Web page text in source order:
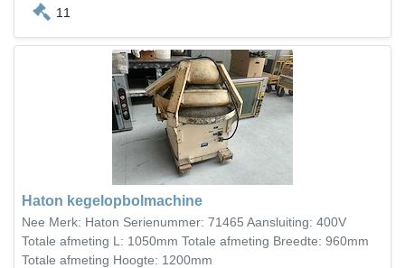
11
Haton kegelopbolmachine
Nee Merk: Haton Serienummer: 71465 Aansluiting: 400V
Totale afmeting L: 1050mm Totale afmeting Breedte: 960mm
Totale afmeting Hoogte: 1200mm